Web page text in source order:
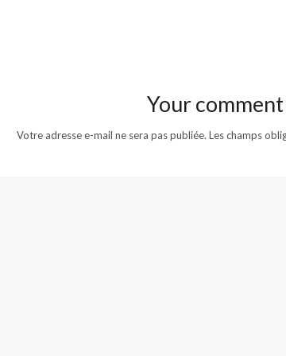
Your comment
Votre adresse e-mail ne sera pas publiée. Les champs